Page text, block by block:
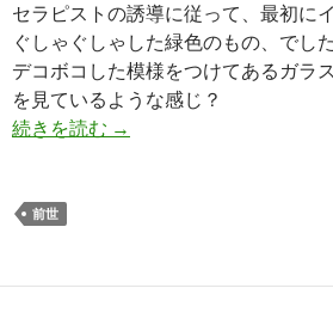
セラピストの誘導に従って、最初に
ぐしゃぐしゃした緑色のもの、でした
デコボコした模様をつけてあるガラ
を見ているような感じ？
続きを読む はじめてのヒプノセラピ
→
前世